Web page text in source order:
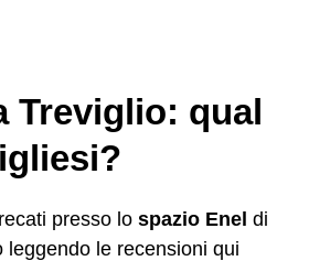
Treviglio: qual
presso lo spazio Enel di
le recensioni qui